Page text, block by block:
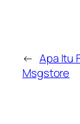
← Apa Itu
Msgstore